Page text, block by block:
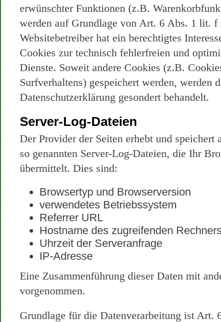
erwünschter Funktionen (z.B.
werden auf Grundlage von Art. 6 Abs. 1 lit.
Websitebetreiber hat ein berechtigtes
Cookies zur technisch fehlerfreien und
Dienste. Soweit andere Cookies (z.B.
Surfverhaltens) gespeichert werden, werden
Datenschutzerklärung gesondert behandelt.
Server-Log-Dateien
Der Provider der Seiten erhebt und
so genannten Server-Log-Dateien, die Ihr
übermittelt. Dies sind:
Browsertyp und Browserversion
verwendetes Betriebssystem
Referrer URL
Hostname des zugreifenden
Uhrzeit der Serveranfrage
IP-Adresse
Eine Zusammenführung dieser Daten mit
vorgenommen.
Grundlage für die Datenverarbeitung ist